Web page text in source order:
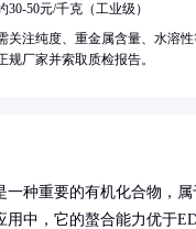
一种重要的有机化合物，
用中，它的螯合能力优于
30-50元/千克（工业级）
关注纯度、重金属含量、水溶
规厂家并索取质检报告。